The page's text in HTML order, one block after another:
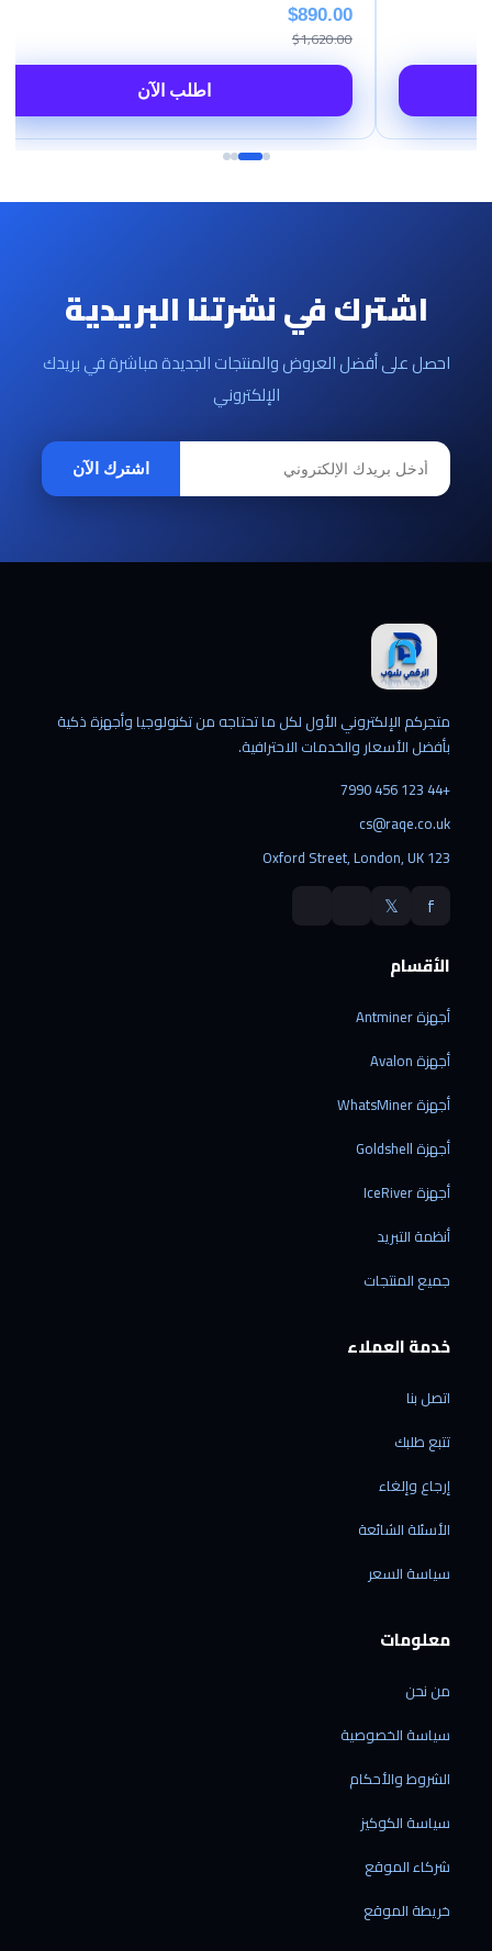
$890.00
$1,620.00
اطلب الآن
اشترك في نشرتنا البريدية
احصل على أفضل العروض والمنتجات الجديدة مباشرة في بريدك
الإلكتروني
اشترك الآن
متجركم الإلكتروني الأول لكل ما تحتاجه من تكنولوجيا وأجهزة ذكية
بأفضل الأسعار والخدمات الاحترافية.
+44 123 456 7990
cs@raqe.co.uk
123 Oxford Street, London, UK
f
𝕏
الأقسام
أجهزة Antminer
أجهزة Avalon
أجهزة WhatsMiner
أجهزة Goldshell
أجهزة IceRiver
أنظمة التبريد
جميع المنتجات
خدمة العملاء
اتصل بنا
تتبع طلبك
إرجاع وإلغاء
الأسئلة الشائعة
سياسة السعر
معلومات
من نحن
سياسة الخصوصية
الشروط والأحكام
سياسة الكوكيز
شركاء الموقع
خريطة الموقع